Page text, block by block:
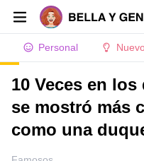
Personal
10 Veces en
se mostró más
como una